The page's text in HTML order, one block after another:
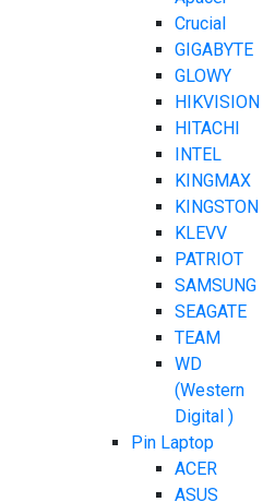
Crucial
GIGABYTE
GLOWY
HIKVISION
HITACHI
INTEL
KINGMAX
KINGSTON
KLEVV
PATRIOT
SAMSUNG
SEAGATE
TEAM
WD
(Western
Digital )
Pin Laptop
ACER
ASUS